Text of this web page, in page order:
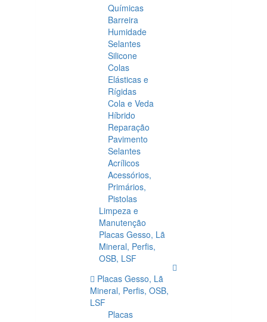
Químicas
Barreira
Humidade
Selantes
Silicone
Colas
Elásticas e
Rígidas
Cola e Veda
Híbrido
Reparação
Pavimento
Selantes
Acrílicos
Acessórios,
Primários,
Pistolas
Limpeza e
Manutenção
Placas Gesso, Lã
Mineral, Perfis,
OSB, LSF
Placas Gesso, Lã
Mineral, Perfis, OSB,
LSF
Placas